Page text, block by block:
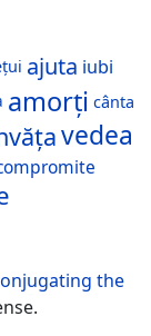
ajuta iubi
amorți cânta
vedea
the